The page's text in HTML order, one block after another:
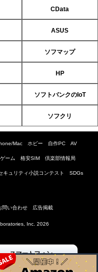
CData
ASUS
ソフマップ
HP
ソフトバンクのIoT
ソフクリ
Mac ホビー 自作PC AV
ゲーム 格安SIM 倶楽部情報局
キュリティ小説コンテスト SDGs
問い合わせ 広告掲載
Inc. 2026
スマートフォン